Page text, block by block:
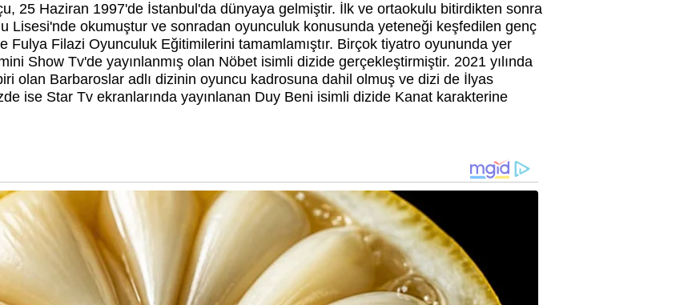
25 Haziran 1997'de İstanbul'da dünyaya gelmiştir. İlk ve ortaokulu bitirdikten sonra
Lisesi'nde okumuştur ve sonradan oyunculuk konusunda yeteneği keşfedilen genç
Fulya Filazi Oyunculuk Eğitimilerini tamamlamıştır. Birçok tiyatro oyununda yer
Show Tv'de yayınlanmış olan Nöbet isimli dizide gerçekleştirmiştir. 2021 yılında
olan Barbaroslar adlı dizinin oyuncu kadrosuna dahil olmuş ve dizi de İlyas
ise Star Tv ekranlarında yayınlanan Duy Beni isimli dizide Kanat karakterine